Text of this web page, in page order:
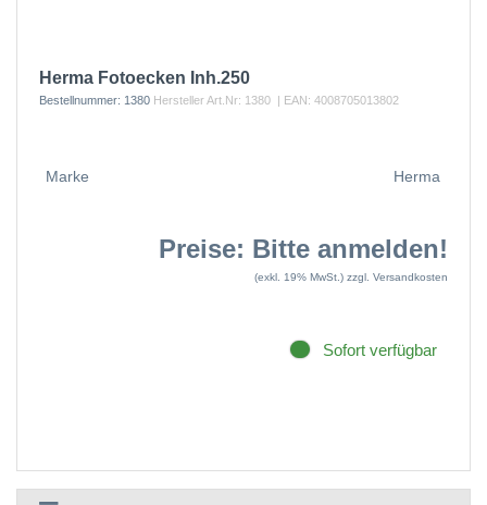
Herma Fotoecken Inh.250
Bestellnummer: 1380 Hersteller Art.Nr: 1380 | EAN: 4008705013802
Marke Herma
Preise: Bitte anmelden!
(exkl. 19% MwSt.) zzgl. Versandkosten
Sofort verfügbar